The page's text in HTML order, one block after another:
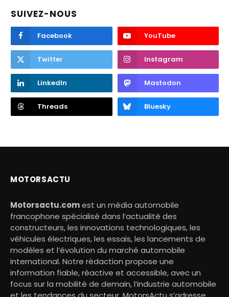
SUIVEZ-NOUS
Facebook YouTube
Twitter Instagram
LinkedIn Mastodon
Threads Bluesky
MOTORSACTU
Motorsactu.comest un média automobile
francophone spécialisé dans l’actualité des
constructeurs, les innovations technologiques, les
véhicules électriques, les essais, les lancements de
modèles et l’évolution du marché automobile
international. Notre rédaction propose une
information fiable, réactive et accessible, avec un
focus sur la mobilité de demain, l’industrie automobile